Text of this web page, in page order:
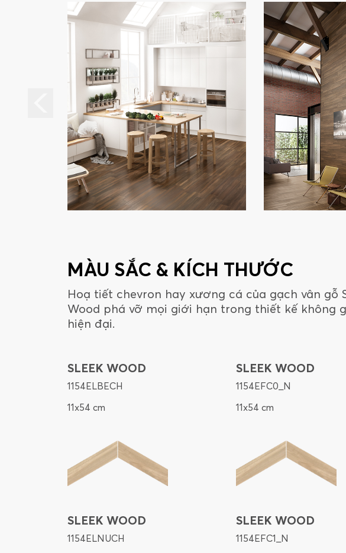
MÀU SẮC & KÍCH THƯỚC
Hoạ tiết chevron hay xương cá của gạch vân gỗ
Wood phá vỡ mọi giới hạn trong thiết kế không
hiện đại.
SLEEK WOOD
1154ELBECH
11x54 cm
SLEEK WOOD
1154EFC0_N
11x54 cm
SLEEK WOOD
1154ELNUCH
SLEEK WOOD
1154EFC1_N